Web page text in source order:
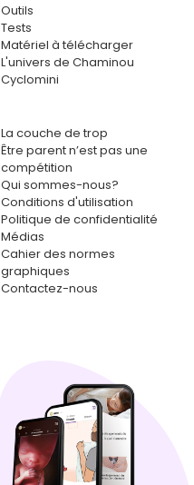
Outils
Tests
Matériel à télécharger
L'univers de Chaminou
Cyclomini
La couche de trop
Être parent n’est pas une
compétition
Qui sommes-nous?
Conditions d'utilisation
Politique de confidentialité
Médias
Cahier des normes
graphiques
Contactez-nous